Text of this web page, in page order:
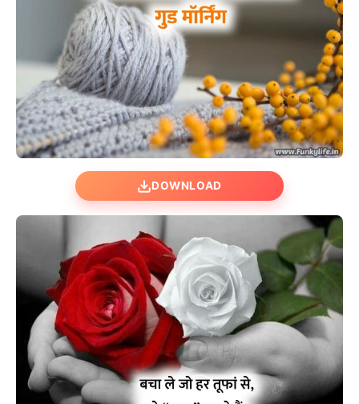
DOWNLOAD